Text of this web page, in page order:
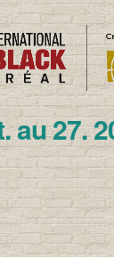
au 27.